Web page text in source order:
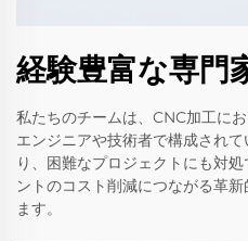
経験豊富な専門
私たちのチームは、CNC加工に
エンジニアや技術者で構成され
り、困難なプロジェクトにも対
ントのコスト削減につながる革
ます。